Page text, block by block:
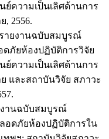
ย์ความเป็นเลิศด้านการ
2556.
ายงานฉบับสมบูรณ์
ภัยห้องปฏิบัติการวิจัย
ย์ความเป็นเลิศด้านการ
และสถาบันวิจัย สภาวะ
านฉบับสมบูรณ์
อดภัยห้องปฏิบัติการใน